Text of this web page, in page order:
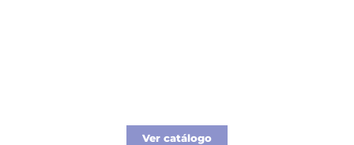
Ver catálogo